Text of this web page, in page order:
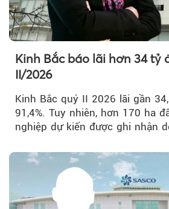
Kinh Bắc báo lãi hơn 34 tỷ
II/2026
Kinh Bắc quý II 2026 lãi gần
91,4%. Tuy nhiên, hơn 170 ha
nghiệp dự kiến được ghi nhận